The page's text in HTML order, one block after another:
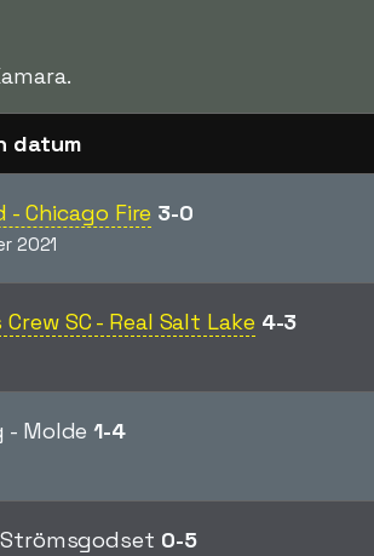
datum
- Chicago Fire 3-0
2021
SC - Real Salt Lake 4-3
- Molde1-4
0-5